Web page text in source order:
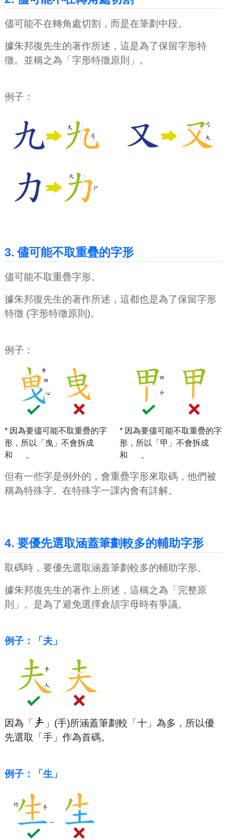
儘可能不在轉角處切割，而是在筆劃中段。
據朱邦復先生的著作所述，這是為了保留字形特
徵。並稱之為「字形特徵原則」。
例子：
3. 儘可能不取重疊的字形
儘可能不取重疊字形。
據朱邦復先生的著作所述，這都也是為了保留字形
特徵 (字形特徵原則)。
例子：
* 因為要儘可能不取重疊的字
形，所以「曳」不會拆成
和
。
* 因為要儘可能不取重疊的字
形，所以「甲」不會拆成
和
。
但有一些字是例外的，會重疊字形來取碼，他們被
稱為特殊字。在特殊字一課內會有詳解。
4. 要優先選取涵蓋筆劃較多的輔助字形
取碼時，要優先選取涵蓋筆劃較多的輔助字形。
據朱邦復先生的著作上所述，這稱之為「完整原
則」。是為了避免選擇倉頡字母時有爭議。
例子：「夫」
因為「
」(手)所涵蓋筆劃較「十」為多，所以優
先選取「手」作為首碼。
例子：「生」